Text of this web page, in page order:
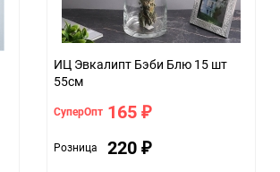
ИЦ Эвкалипт Бэби Блю 15 шт
55см
СуперОпт 165 ₽
Розница 220 ₽